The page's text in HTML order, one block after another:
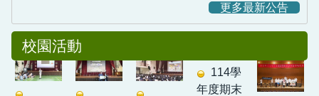
更多最新公告
校園活動
114學
年度期末